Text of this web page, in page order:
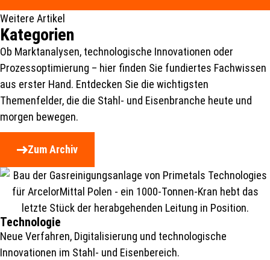
Weitere Artikel
Kategorien
Ob Marktanalysen, technologische Innovationen oder
Prozessoptimierung – hier finden Sie fundiertes Fachwissen
aus erster Hand. Entdecken Sie die wichtigsten
Themenfelder, die die Stahl- und Eisenbranche heute und
morgen bewegen.
Zum Archiv
Technologie
Neue Verfahren, Digitalisierung und technologische
Innovationen im Stahl- und Eisenbereich.